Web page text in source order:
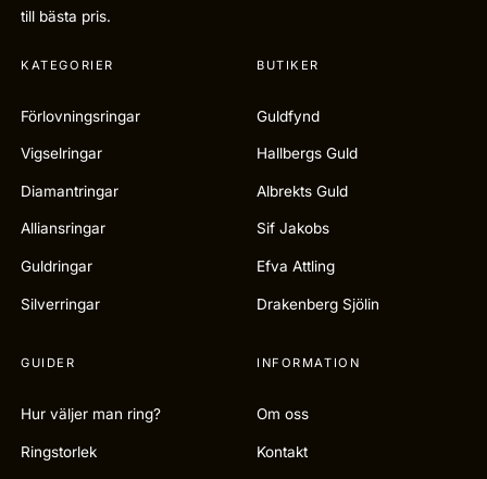
till bästa pris.
KATEGORIER
Förlovningsringar
Vigselringar
Diamantringar
Alliansringar
Guldringar
Silverringar
BUTIKER
Guldfynd
Hallbergs Guld
Albrekts Guld
Sif Jakobs
Efva Attling
Drakenberg Sjölin
GUIDER
Hur väljer man ring?
Ringstorlek
INFORMATION
Om oss
Kontakt